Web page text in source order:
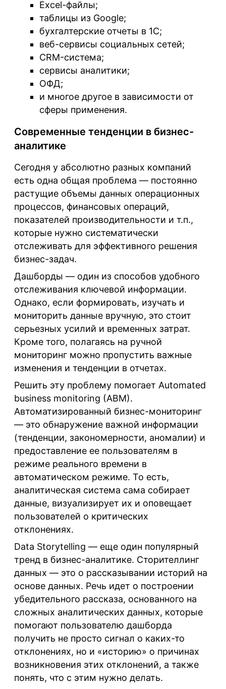
Excel-файлы;
таблицы из Google;
бухгалтерские отчеты в 1C;
веб-сервисы социальных сетей;
CRM-система;
сервисы аналитики;
ОФД;
и многое другое в зависимости от
сферы применения.
Современные тенденции в бизнес-
аналитике
Сегодня у абсолютно разных компаний
есть одна общая проблема — постоянно
растущие объемы данных операционных
процессов, финансовых операций,
показателей производительности и т.п.,
которые нужно систематически
отслеживать для эффективного решения
бизнес-задач.
Дашборды — один из способов удобного
отслеживания ключевой информации.
Однако, если формировать, изучать и
мониторить данные вручную, это стоит
серьезных усилий и временных затрат.
Кроме того, полагаясь на ручной
мониторинг можно пропустить важные
изменения и тенденции в отчетах.
Решить эту проблему помогает Automated
business monitoring (ABM).
Автоматизированный бизнес-мониторинг
— это обнаружение важной информации
(тенденции, закономерности, аномалии) и
предоставление ее пользователям в
режиме реального времени в
автоматическом режиме. То есть,
аналитическая система сама собирает
данные, визуализирует их и оповещает
пользователей о критических
отклонениях.
Data Storytelling — еще один популярный
тренд в бизнес-аналитике. Сторителлинг
данных — это о рассказывании историй на
основе данных. Речь идет о построении
убедительного рассказа, основанного на
сложных аналитических данных, которые
помогают пользователю дашборда
получить не просто сигнал о каких-то
отклонениях, но и «историю» о причинах
возникновения этих отклонений, а также
понять, что с этим нужно делать.